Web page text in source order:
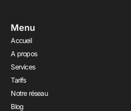
Menu
Accueil
A propos
Services
Tarifs
Notre réseau
Blog